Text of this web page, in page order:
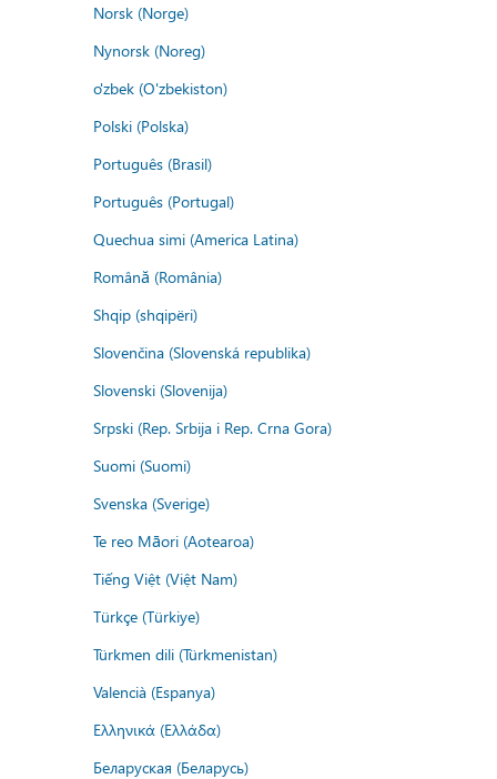
Norsk (Norge)
Nynorsk (Noreg)
o'zbek (O'zbekiston)
Polski (Polska)
Português (Brasil)
Português (Portugal)
Quechua simi (America Latina)
Română (România)
Shqip (shqipëri)
Slovenčina (Slovenská republika)
Slovenski (Slovenija)
Srpski (Rep. Srbija i Rep. Crna Gora)
Suomi (Suomi)
Svenska (Sverige)
Te reo Māori (Aotearoa)
Tiếng Việt (Việt Nam)
Türkçe (Türkiye)
Türkmen dili (Türkmenistan)
Valencià (Espanya)
Ελληνικά (Ελλάδα)
Беларуская (Беларусь)